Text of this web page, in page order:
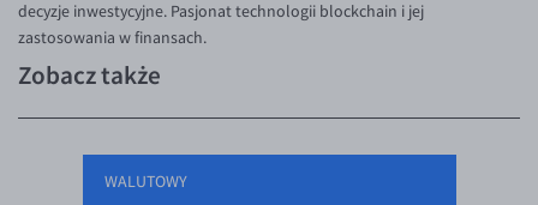
decyzje inwestycyjne. Pasjonat technologii blockchain i jej
zastosowania w finansach.
Zobacz także
WALUTOWY